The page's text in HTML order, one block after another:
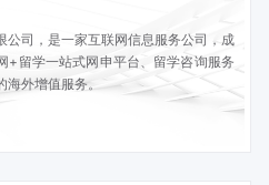
公司，是一家互联网信息服务公司，成
+留学一站式网申平台、留学咨询服务
外增值服务。